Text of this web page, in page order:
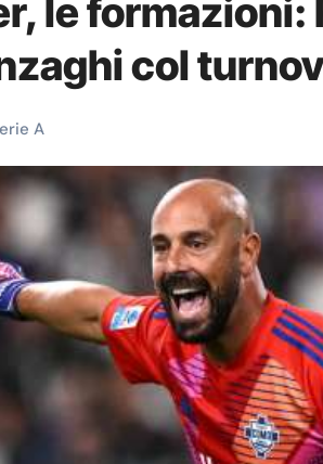
le formazioni:
col
A